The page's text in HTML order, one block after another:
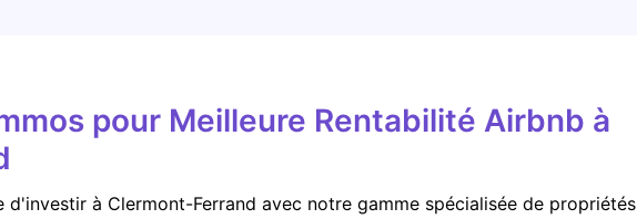
pour Meilleure Rentabilité Airbnb à
d'investir à Clermont-Ferrand avec notre gamme spécialisée de propriétés